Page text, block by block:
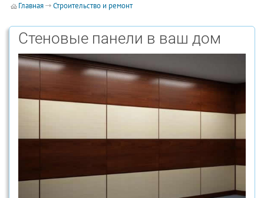
Главная Строительство и ремонт
Стеновые панели в ваш дом